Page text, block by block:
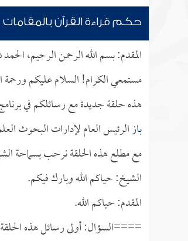
حكم قراءة القرآن بالمقامات
المقدم: بسم الله الرحمن الرحيم،
مستمعي الكرام! السلام عليكم ورحمة
هذه حلقة جديدة مع رسائلكم في
بازالرئيس العام لإدارات البحوث
مع مطلع هذه الحلقة نرحب بسماحة
الشيخ: حياكم الله وبارك فيكم.
المقدم: حياكم الله.
====السؤال: أولى رسائل هذه